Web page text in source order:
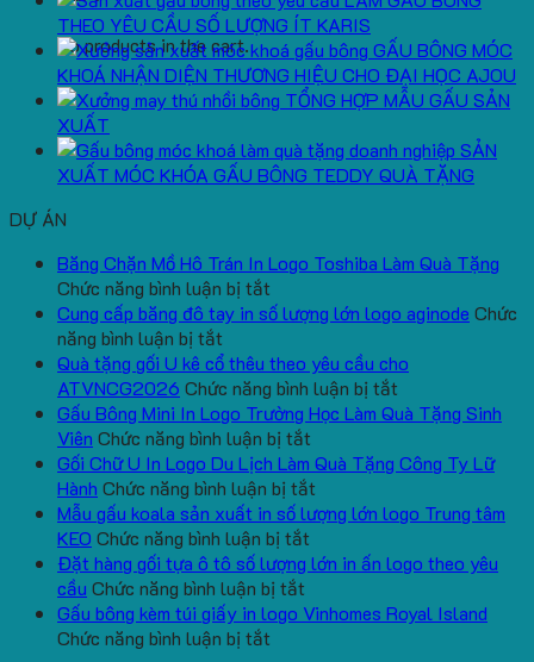
No products in the cart.
THEO YÊU CẦU SỐ LƯỢNG ÍT KARIS
GẤU BÔNG MÓC
KHOÁ NHẬN DIỆN THƯƠNG HIỆU CHO ĐẠI HỌC AJOU
TỔNG HỢP MẪU GẤU SẢN
XUẤT
SẢN
XUẤT MÓC KHÓA GẤU BÔNG TEDDY QUÀ TẶNG
DỰ ÁN
Băng Chặn Mồ Hô Trán In Logo Toshiba Làm Quà Tặng
Chức năng bình luận bị tắt
Băng
Mồ
Hô
Trán
In
Logo
Toshiba
Làm
Quà
Tặng
Cung cấp băng đô tay in số lượng lớn logo aginode Chức
năng bình luận bị tắt
Cung
cấp
băng
đô
tay
in
số
lượng
lớn
logo
aginode
Quà tặng gối U kê cổ thêu theo yêu cầu cho
ATVNCG2026 Chức năng bình luận bị tắt
Quà
gối
kê
thêu
yêu
Gấu Bông Mini In Logo Trường Học Làm Quà Tặng Sinh
Viên Chức năng bình luận bị tắt
Gấu
Bông
Mini
Logo
Học
Gối Chữ U In Logo Du Lịch Làm Quà Tặng Công Ty Lữ
Hành Chức năng bình luận bị tắt
Gối
U
Logo
Mẫu gấu koala sản xuất in số lượng lớn logo Trung tâm
KEO Chức năng bình luận bị tắt
Mẫu
koala
Đặt hàng gối tựa ô tô số lượng lớn in ấn logo theo yêu
cầu Chức năng bình luận bị tắt
Đặt
Gấu bông kèm túi giấy in logo Vinhomes Royal Island
Chức năng bình luận bị tắt